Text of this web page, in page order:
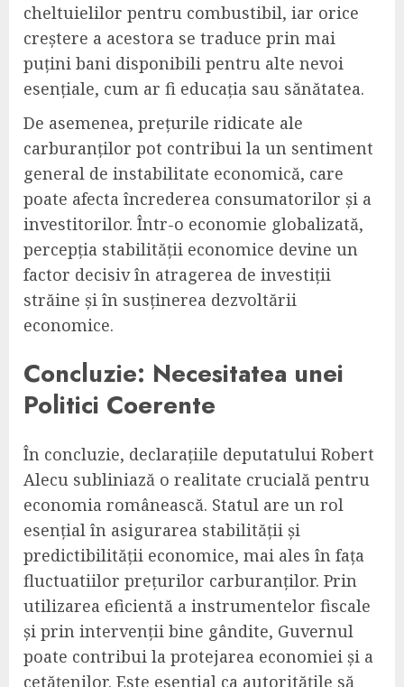
cheltuielilor pentru combustibil, iar orice
creștere a acestora se traduce prin mai
puțini bani disponibili pentru alte nevoi
esențiale, cum ar fi educația sau sănătatea.
De asemenea, prețurile ridicate ale
carburanților pot contribui la un sentiment
general de instabilitate economică, care
poate afecta încrederea consumatorilor și a
investitorilor. Într-o economie globalizată,
percepția stabilității economice devine un
factor decisiv în atragerea de investiții
străine și în susținerea dezvoltării
economice.
Concluzie: Necesitatea unei
Politici Coerente
În concluzie, declarațiile deputatului Robert
Alecu subliniază o realitate crucială pentru
economia românească. Statul are un rol
esențial în asigurarea stabilității și
predictibilității economice, mai ales în fața
fluctuatiilor prețurilor carburanților. Prin
utilizarea eficientă a instrumentelor fiscale
și prin intervenții bine gândite, Guvernul
poate contribui la protejarea economiei și a
cetățenilor. Este esențial ca autoritățile să